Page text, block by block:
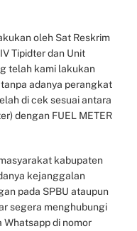
oleh Sat Reskrim
Tipidter dan Unit
telah kami lakukan
adanya perangkat
di cek sesuai antara
dengan FUEL METER
kabupaten
kejanggalan
pada SPBU ataupun
segera menghubungi
Whatsapp di nomor